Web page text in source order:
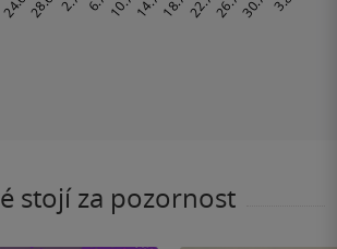
stojí za pozornost